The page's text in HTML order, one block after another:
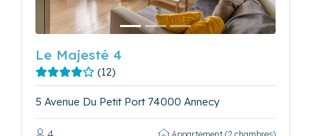
Le Majesté 4
(12)
5 Avenue Du Petit Port 74000 Annecy